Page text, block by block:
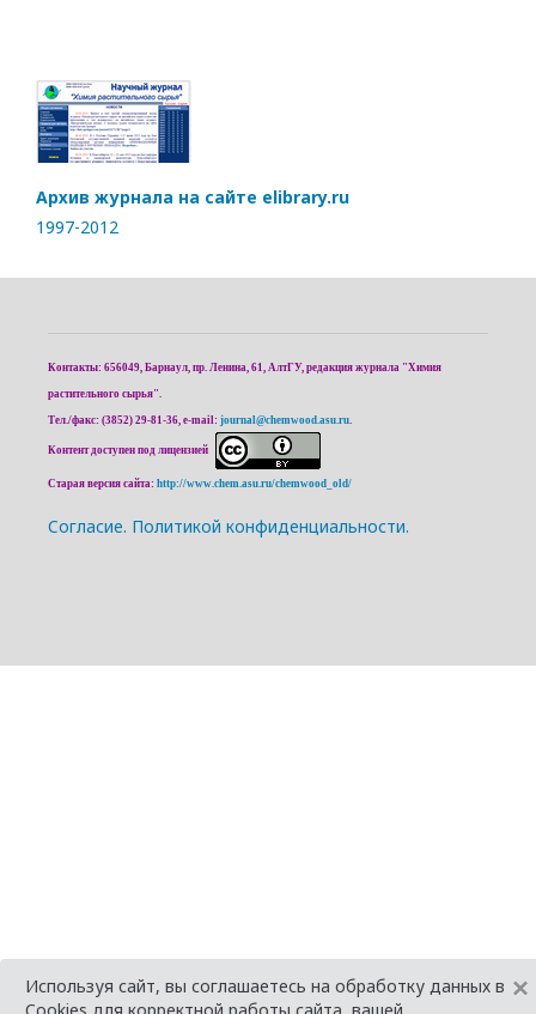
Архив журнала на сайте elibrary.ru
1997-2012
Контакты: 656049, Барнаул, пр. Ленина, 61, АлтГУ, редакция журнала "Химия
растительного сырья".
Тел./факс: (3852) 29-81-36, e-mail: journal@chemwood.asu.ru.
Контент доступен под лицензией
Старая версия сайта: http://www.chem.asu.ru/chemwood_old/
Cогласие. Политикой конфиденциальности.
Используя сайт, вы соглашаетесь на обработку данных в ×